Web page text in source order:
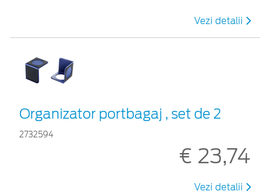
Vezi detalii
Organizator portbagaj , set de 2
2732594
€ 23,74
Vezi detalii